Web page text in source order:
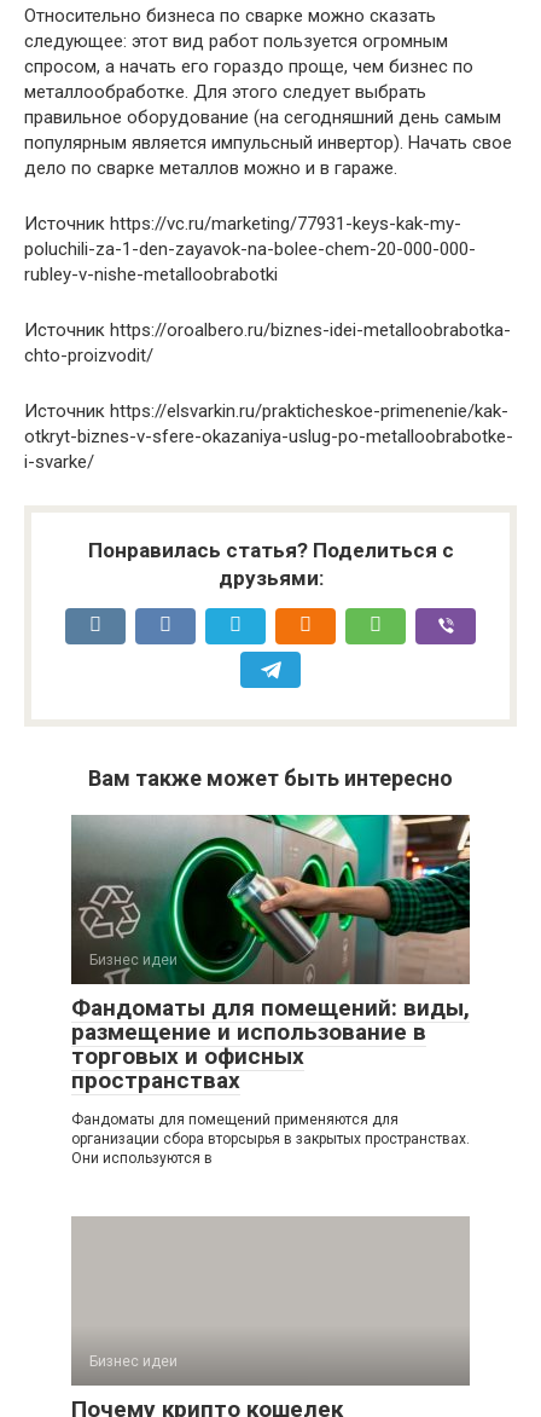
Относительно бизнеса по сварке можно сказать
следующее: этот вид работ пользуется огромным
спросом, а начать его гораздо проще, чем бизнес по
металлообработке. Для этого следует выбрать
правильное оборудование (на сегодняшний день самым
популярным является импульсный инвертор). Начать свое
дело по сварке металлов можно и в гараже.
Источник https://vc.ru/marketing/77931-keys-kak-my-
poluchili-za-1-den-zayavok-na-bolee-chem-20-000-000-
rubley-v-nishe-metalloobrabotki
Источник https://oroalbero.ru/biznes-idei-metalloobrabotka-
chto-proizvodit/
Источник https://elsvarkin.ru/prakticheskoe-primenenie/kak-
otkryt-biznes-v-sfere-okazaniya-uslug-po-metalloobrabotke-
i-svarke/
Понравилась статья? Поделиться с
друзьями:
Вам также может быть интересно
Бизнес идеи
Фандоматы для помещений: виды,
размещение и использование в
торговых и офисных
пространствах
Фандоматы для помещений применяются для
организации сбора вторсырья в закрытых пространствах.
Они используются в
Бизнес идеи
Почему крипто кошелек